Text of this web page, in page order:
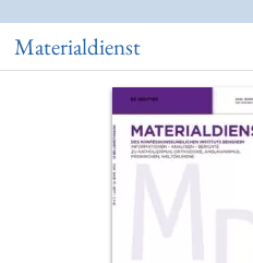
Materialdienst